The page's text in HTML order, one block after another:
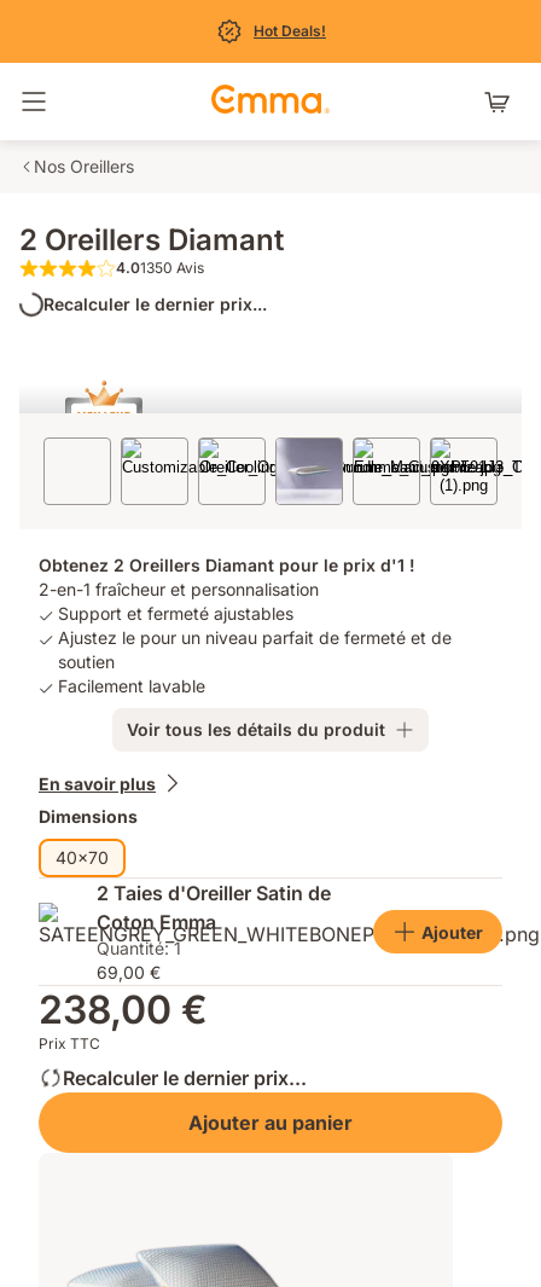
Hot Deals!
Basculer la navigation
Nos Oreillers
2 Oreillers Diamant
4.0 étoiles sur 5 1350 Avis
4.01350 Avis
Recalculer le dernier prix...
Obtenez 2 Oreillers Diamant pour le prix d'1 !
2-en-1 fraîcheur et personnalisation
Support et fermeté ajustables
Ajustez le pour un niveau parfait de fermeté et de
soutien
Facilement lavable
Voir tous les détails du produit
Produits
supplémentaires
En savoir plus
Dimensions
40x70
2 Taies d'Oreiller Satin de
Coton Emma
Quantité: 1
69,00 €
Ajouter
238,00 €
Prix TTC
Recalculer le dernier prix...
Ajouter au panier